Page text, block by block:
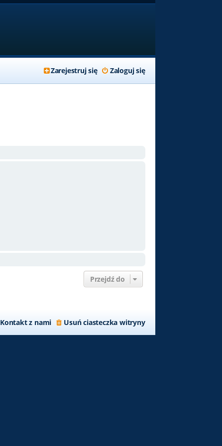
Zaloguj się
Zarejestruj się
Przejdź do
Usuń ciasteczka witryny
Kontakt z nami